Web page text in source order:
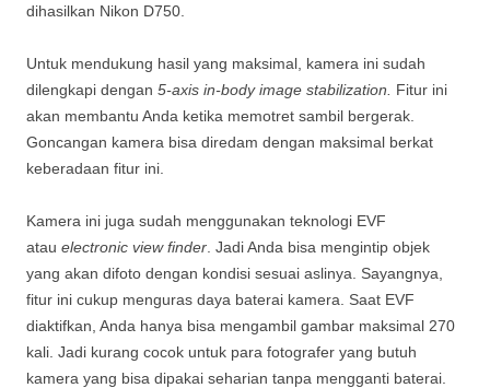
dihasilkan Nikon D750.
Untuk mendukung hasil yang maksimal, kamera ini sudah
dilengkapi dengan 5-axis in-body image stabilization. Fitur ini
akan membantu Anda ketika memotret sambil bergerak.
Goncangan kamera bisa diredam dengan maksimal berkat
keberadaan fitur ini.
Kamera ini juga sudah menggunakan teknologi EVF
atau electronic view finder . Jadi Anda bisa mengintip objek
yang akan difoto dengan kondisi sesuai aslinya. Sayangnya,
fitur ini cukup menguras daya baterai kamera. Saat EVF
diaktifkan, Anda hanya bisa mengambil gambar maksimal 270
kali. Jadi kurang cocok untuk para fotografer yang butuh
kamera yang bisa dipakai seharian tanpa mengganti baterai.